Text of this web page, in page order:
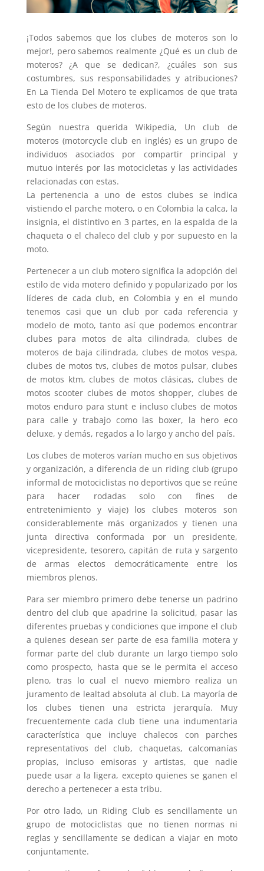
¡Todos sabemos que los clubes de moteros son lo
mejor!, pero sabemos realmente ¿Qué es un club de
moteros? ¿A que se dedican?, ¿cuáles son sus
costumbres, sus responsabilidades y atribuciones?
En La Tienda Del Motero te explicamos de que trata
esto de los clubes de moteros.
Según nuestra querida Wikipedia, Un club de
moteros (motorcycle club en inglés) es un grupo de
individuos asociados por compartir principal y
mutuo interés por las motocicletas y las actividades
relacionadas con estas.
La pertenencia a uno de estos clubes se indica
vistiendo el parche motero, o en Colombia la calca, la
insignia, el distintivo en 3 partes, en la espalda de la
chaqueta o el chaleco del club y por supuesto en la
moto.
Pertenecer a un club motero significa la adopción del
estilo de vida motero definido y popularizado por los
líderes de cada club, en Colombia y en el mundo
tenemos casi que un club por cada referencia y
modelo de moto, tanto así que podemos encontrar
clubes para motos de alta cilindrada, clubes de
moteros de baja cilindrada, clubes de motos vespa,
clubes de motos tvs, clubes de motos pulsar, clubes
de motos ktm, clubes de motos clásicas, clubes de
motos scooter clubes de motos shopper, clubes de
motos enduro para stunt e incluso clubes de motos
para calle y trabajo como las boxer, la hero eco
deluxe, y demás, regados a lo largo y ancho del país.
Los clubes de moteros varían mucho en sus objetivos
y organización, a diferencia de un riding club (grupo
informal de motociclistas no deportivos que se reúne
para hacer rodadas solo con fines de
entretenimiento y viaje) los clubes moteros son
considerablemente más organizados y tienen una
junta directiva conformada por un presidente,
vicepresidente, tesorero, capitán de ruta y sargento
de armas electos democráticamente entre los
miembros plenos.
Para ser miembro primero debe tenerse un padrino
dentro del club que apadrine la solicitud, pasar las
diferentes pruebas y condiciones que impone el club
a quienes desean ser parte de esa familia motera y
formar parte del club durante un largo tiempo solo
como prospecto, hasta que se le permita el acceso
pleno, tras lo cual el nuevo miembro realiza un
juramento de lealtad absoluta al club. La mayoría de
los clubes tienen una estricta jerarquía. Muy
frecuentemente cada club tiene una indumentaria
característica que incluye chalecos con parches
representativos del club, chaquetas, calcomanías
propias, incluso emisoras y artistas, que nadie
puede usar a la ligera, excepto quienes se ganen el
derecho a pertenecer a esta tribu.
Por otro lado, un Riding Club es sencillamente un
grupo de motociclistas que no tienen normas ni
reglas y sencillamente se dedican a viajar en moto
conjuntamente.